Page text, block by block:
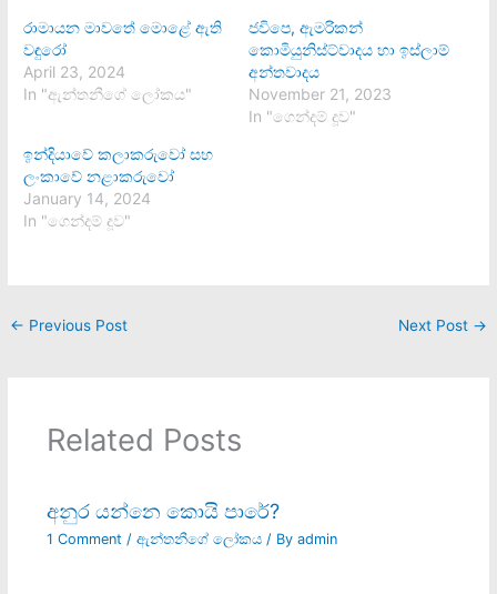
රාමායන මාවතේ මොළේ ඇති
වඳුරෝ
April 23, 2024
In "ඇන්තනීගේ ලෝකය"
ජවිපෙ, ඇමරිකන්
කොමියුනිස්ට්වාදය හා ඉස්ලාම්
අන්තවාදය
November 21, 2023
In "ගෙන්දම් දූව"
ඉන්දියාවේ කලාකරුවෝ සහ
ලංකාවේ නළාකරුවෝ
January 14, 2024
In "ගෙන්දම් දූව"
← Previous Post Next Post →
Related Posts
අනුර යන්නෙ කොයි පාරේ?
1 Comment / ඇන්තනීගේ ලෝකය/ By admin